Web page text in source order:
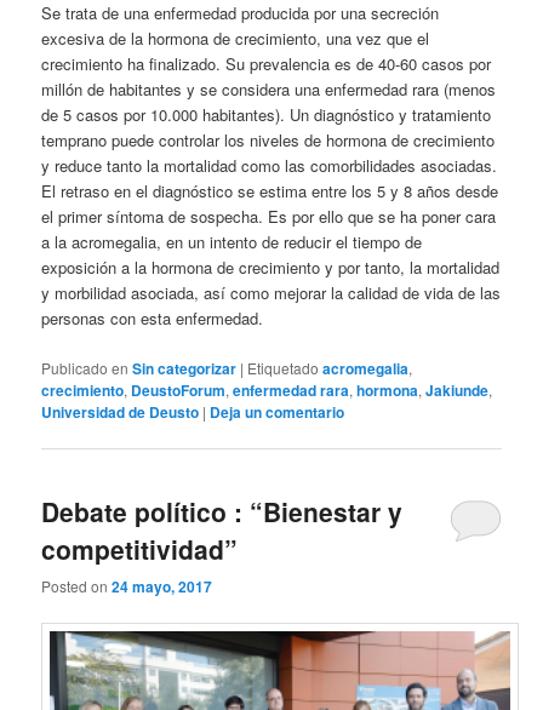
Se trata de una enfermedad producida por una secreción
excesiva de la hormona de crecimiento, una vez que el
crecimiento ha finalizado. Su prevalencia es de 40-60 casos por
millón de habitantes y se considera una enfermedad rara (menos
de 5 casos por 10.000 habitantes). Un diagnóstico y tratamiento
temprano puede controlar los niveles de hormona de crecimiento
y reduce tanto la mortalidad como las comorbilidades asociadas.
El retraso en el diagnóstico se estima entre los 5 y 8 años desde
el primer síntoma de sospecha. Es por ello que se ha poner cara
a la acromegalia, en un intento de reducir el tiempo de
exposición a la hormona de crecimiento y por tanto, la mortalidad
y morbilidad asociada, así como mejorar la calidad de vida de las
personas con esta enfermedad.
Publicado en Sin categorizar | Etiquetado acromegalia,
crecimiento, DeustoForum,enfermedad rara,hormona,Jakiunde,
Universidad de Deusto | Deja un comentario
Debate político : “Bienestar y
competitividad”
Posted on24 mayo, 2017